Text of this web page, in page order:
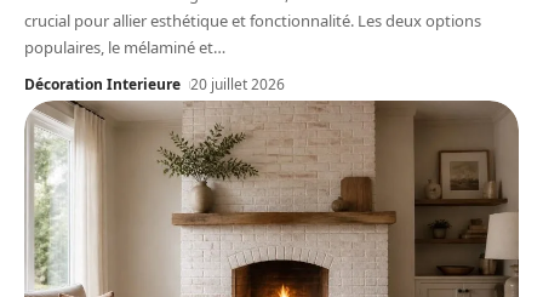
crucial pour allier esthétique et fonctionnalité. Les deux options
populaires, le mélaminé et…
Décoration Interieure 20 juillet 2026